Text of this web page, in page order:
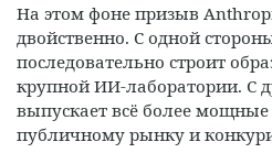
На этом фоне призыв
двойственно. С одной
последовательно строит
крупной ИИ-лаборатории. С
выпускает всё более мощные
публичному рынку и